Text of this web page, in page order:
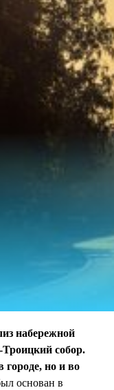
набережной
собор.
городе, но и во
основан в